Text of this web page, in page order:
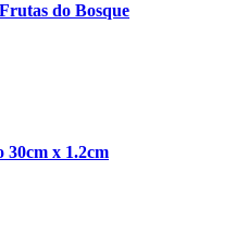
do Bosque
30cm x 1.2cm